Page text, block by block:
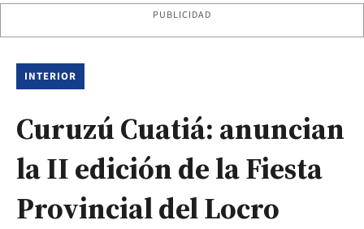
PUBLICIDAD
INTERIOR
Curuzú Cuatiá: anuncian
la II edición de la Fiesta
Provincial del Locro